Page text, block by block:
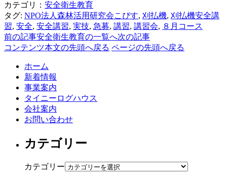
カテゴリ： 安全衛生教育
タグ: NPO法人森林活用研究会こぴす, 刈払機, 刈払機安全講
習, 安全, 安全講習, 実技, 急募, 講習, 講習会, ８月コース
前の記事安全衛生教育の一覧へ次の記事
コンテンツ本文の先頭へ戻る ページの先頭へ戻る
ホーム
新着情報
事業案内
タイニーログハウス
会社案内
お問い合わせ
カテゴリー
カテゴリー